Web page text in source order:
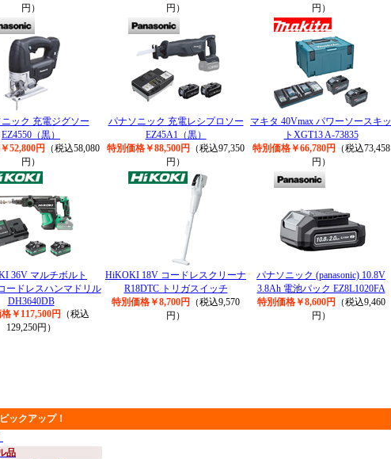
円）
円）
円）
ック 充電ジグソー
EZ4550（黒）
52,800円
（税込58,080
円）
パナソニック 充電レシプロソー
EZ45A1（黒）
特別価格￥88,500円
（税込97,350
円）
マキタ 40Vmax パワーソースキッ
トXGT13 A-73835
特別価格￥66,780円
（税込73,458
円）
36V マルチボルト
ードレスハンマドリル
DH3640DB
￥117,500円
（税込
129,250円）
HiKOKI 18V コードレスクリーナ
R18DTC トリガスイッチ
特別価格￥8,700円
（税込9,570
円）
パナソニック (panasonic) 10.8V
3.8Ah 電池パック EZ8L1020FA
特別価格￥8,600円
（税込9,460
円）
ックアップ！
品